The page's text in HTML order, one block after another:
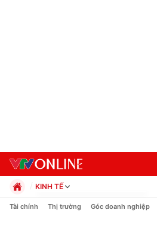
KINH TẾ
Chính trị
Tài chính Thị trường Góc doanh nghiệp